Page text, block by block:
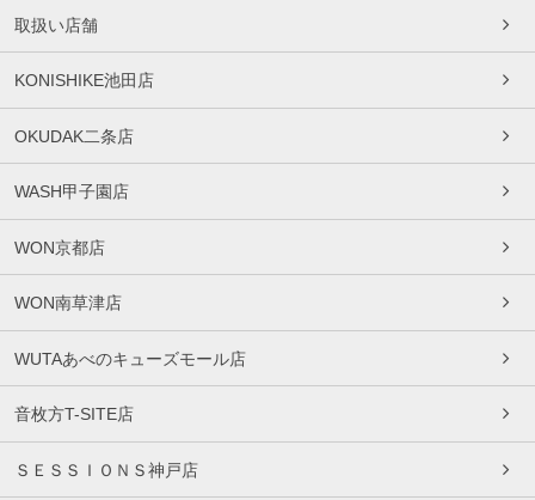
取扱い店舗
KONISHIKE池田店
OKUDAK二条店
WASH甲子園店
WON京都店
WON南草津店
WUTAあべのキューズモール店
音枚方T-SITE店
ＳＥＳＳＩＯＮＳ神戸店